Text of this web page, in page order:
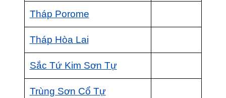
Tháp Porome
Tháp Hòa Lai
Sắc Tứ Kim Sơn Tự
Trùng Sơn Cổ Tự